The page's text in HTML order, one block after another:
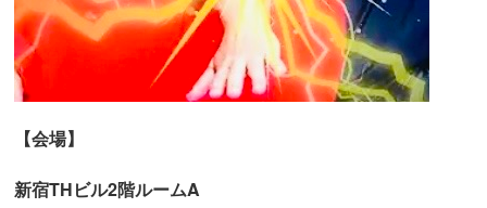
【会場】
新宿THビル2階ルームA